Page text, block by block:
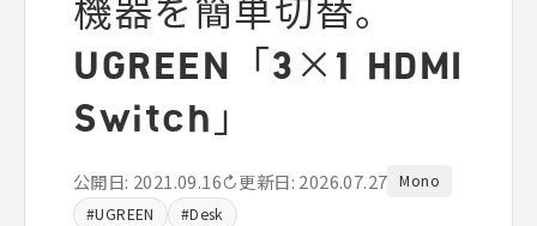
機器を簡単切替。
UGREEN「3×1 HDMI
Switch」
公開日: 2021.09.16↻更新日: 2026.07.27 Mono
#UGREEN
#Desk